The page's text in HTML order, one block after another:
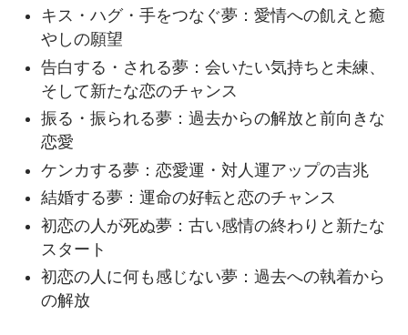
キス・ハグ・手をつなぐ夢：愛情への飢えと癒
やしの願望
告白する・される夢：会いたい気持ちと未練、
そして新たな恋のチャンス
振る・振られる夢：過去からの解放と前向きな
恋愛
ケンカする夢：恋愛運・対人運アップの吉兆
結婚する夢：運命の好転と恋のチャンス
初恋の人が死ぬ夢：古い感情の終わりと新たな
スタート
初恋の人に何も感じない夢：過去への執着から
の解放